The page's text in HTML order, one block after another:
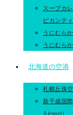
スープカ
ピカンティ
うにむら
うにむら
北海道の空港
札幌丘珠
新千歳国
Airport）